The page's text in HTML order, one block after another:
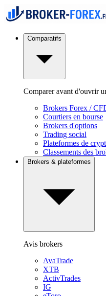
Comparatifs
Comparer avant d'ouvrir
Brokers Forex /
Courtiers en bourse
Brokers d'options
Trading social
Plateformes de
Classements des
Brokers & plateformes
Avis brokers
AvaTrade
XTB
ActivTrades
IG